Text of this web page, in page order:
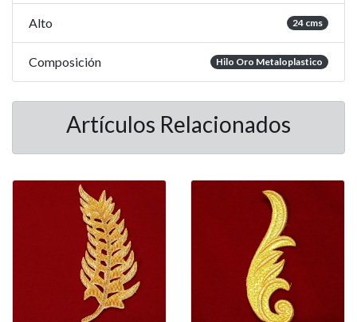
Alto 24 cms
Composición Hilo Oro Metaloplastico
Artículos Relacionados